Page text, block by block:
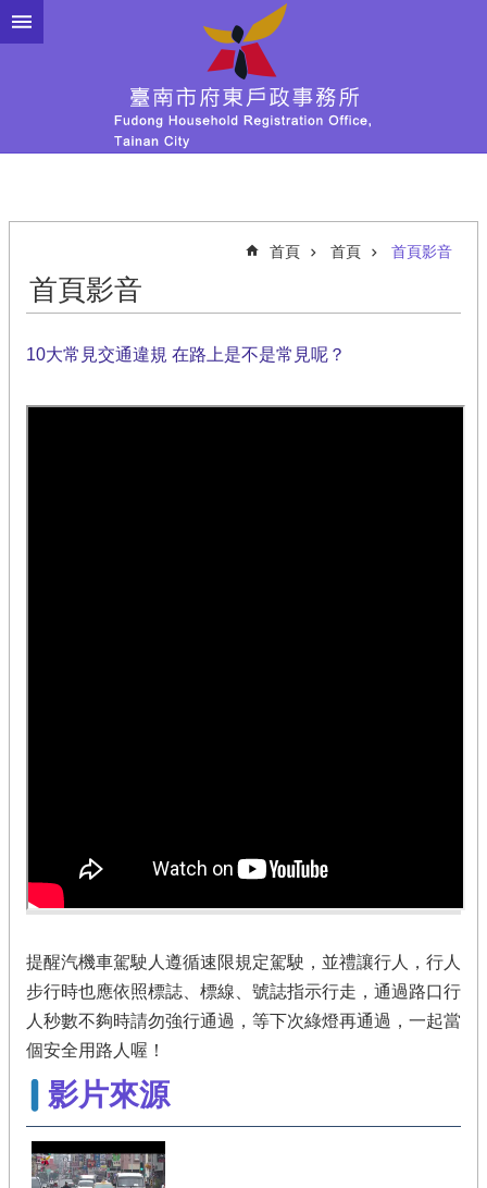
跳到主要內容區塊
首頁 首頁 首頁影音
首頁影音
10大常見交通違規 在路上是不是常見呢？
提醒汽機車駕駛人遵循速限規定駕駛，並禮讓行人，行人
步行時也應依照標誌、標線、號誌指示行走，通過路口行
人秒數不夠時請勿強行通過，等下次綠燈再通過，一起當
個安全用路人喔！
影片來源